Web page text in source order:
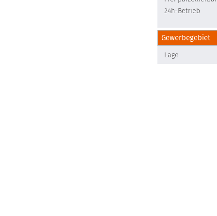
24h-Betrieb
Gewerbegebiet
Lage